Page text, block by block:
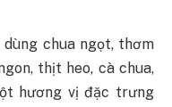
chua ngọt, thơm
thịt heo, cà chua,
hương vị đặc trưng